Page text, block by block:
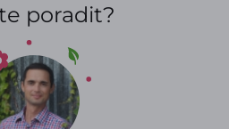
poradit?